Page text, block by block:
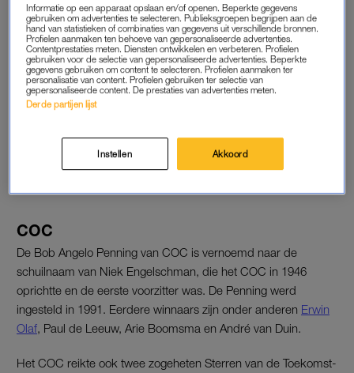
de onderscheiding.
TANJA JESS
Het COC noemt Jess “een bondgenoot van onschatbare
waarde voor de regenbooggemeenschap”. “Jess steunt haar
Humbertoen in deLINDA. Ook is ze bijvoorbeeld
ambassadeur van Paarse Vrijdag, de dag voor respect en
COC
De Bob Angelo Penning van COC is vernoemd naar de
schuilnaam van Niek Engelschman, die het COC in 1946
oprichtte en de eerste voorzitter was. De Penning werd
ingesteld in 1991. Eerdere winnaars zijn onder anderen Erwin
Olaf , Paul de Leeuw, Arie Boomsma en André van Duin.
Het COC reikte ook twee zogeheten Sterren van de Toekomst-
Informatie op een apparaat opslaan en/of openen. Beperkte gegevens
gebruiken om advertenties te selecteren. Publieksgroepen begrijpen aan de
hand van statistieken of combinaties van gegevens uit verschillende bronnen.
Profielen aanmaken ten behoeve van gepersonaliseerde advertenties.
Contentprestaties meten. Diensten ontwikkelen en verbeteren. Profielen
gebruiken voor de selectie van gepersonaliseerde advertenties. Beperkte
gegevens gebruiken om content te selecteren. Profielen aanmaken ter
personalisatie van content. Profielen gebruiken ter selectie van
gepersonaliseerde content. De prestaties van advertenties meten.
Derde partijen lijst
Instellen Akkoord